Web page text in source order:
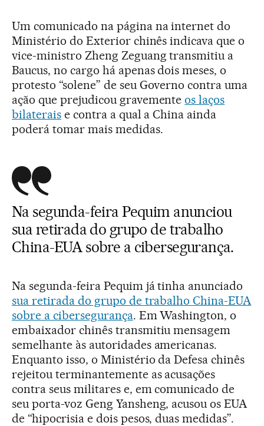
Um comunicado na página na internet do
Ministério do Exterior chinês indicava que o
vice-ministro Zheng Zeguang transmitiu a
Baucus, no cargo há apenas dois meses, o
protesto “solene” de seu Governo contra uma
ação que prejudicou gravementeos laços
bilateraise contra a qual a China ainda
poderá tomar mais medidas.
Na segunda-feira Pequim anunciou
sua retirada do grupo de trabalho
China-EUA sobre a cibersegurança.
Na segunda-feira Pequim já tinha anunciado
sua retirada do grupo de trabalho China-EUA
sobre a cibersegurança. Em Washington, o
embaixador chinês transmitiu mensagem
semelhante às autoridades americanas.
Enquanto isso, o Ministério da Defesa chinês
rejeitou terminantemente as acusações
contra seus militares e, em comunicado de
seu porta-voz Geng Yansheng, acusou os EUA
de “hipocrisia e dois pesos, duas medidas”.